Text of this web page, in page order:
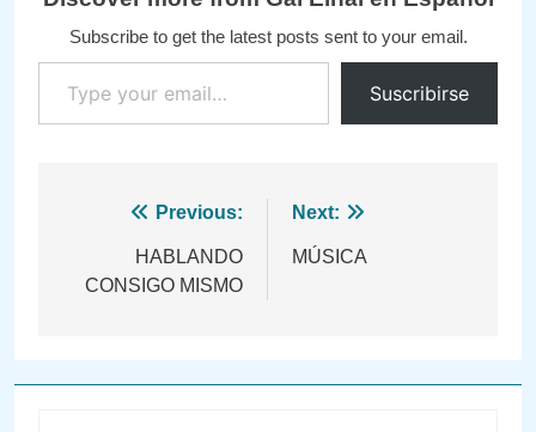
Subscribe to get the latest posts sent to your email.
Type your email…
Suscribirse
Navegación
Previous:
HABLANDO
CONSIGO MISMO
Next:
MÚSICA